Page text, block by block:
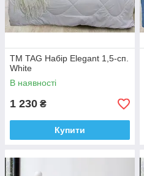
ТМ TAG Набір Elegant 1,5-сп.
White
В наявності
1 230 ₴
Купити